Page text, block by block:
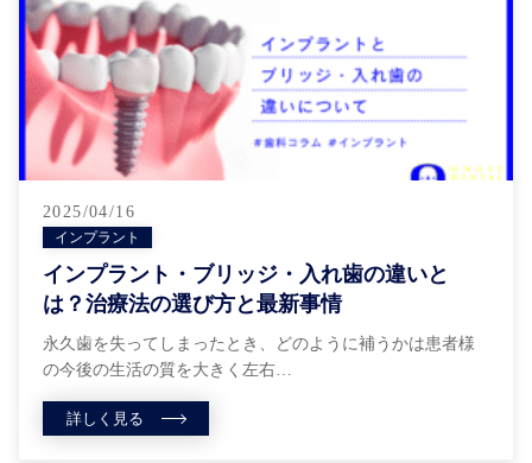
2025/04/16
インプラント
インプラント・ブリッジ・入れ歯の違いと
は？治療法の選び方と最新事情
永久歯を失ってしまったとき、どのように補うかは患者様
の今後の生活の質を大きく左右…
詳しく見る